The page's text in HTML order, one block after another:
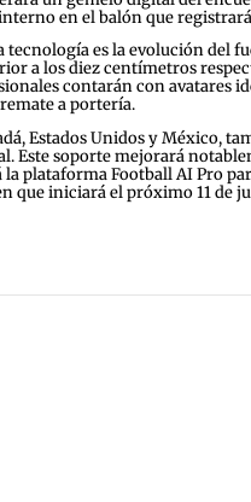
en el balón que
tecnología es la evolución
a los diez centímetros
contarán con avatares
a portería.
Estados Unidos y México,
Este soporte mejorará
plataforma Football AI Pro
que iniciará el próximo 11 de